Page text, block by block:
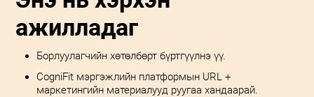
ажилладаг
Борлуулагчийн хөтөлбөрт бүртгүүлнэ үү.
CogniFit мэргэжлийн платформын URL +
маркетингийн материалууд руугаа хандаарай.